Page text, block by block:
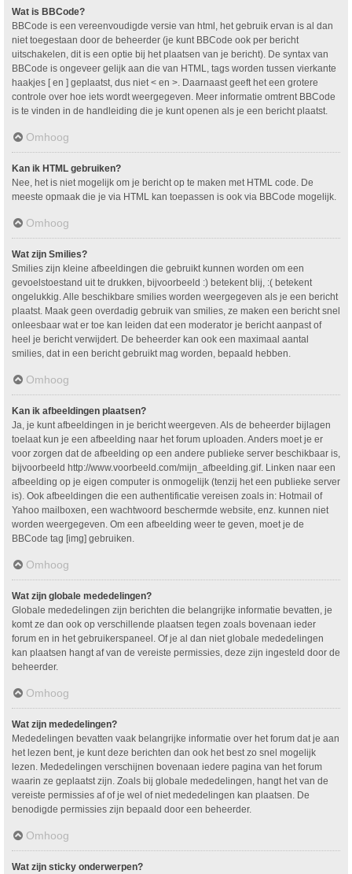
Wat is BBCode?
BBCode is een vereenvoudigde versie van html, het gebruik ervan is al dan
niet toegestaan door de beheerder (je kunt BBCode ook per bericht
uitschakelen, dit is een optie bij het plaatsen van je bericht). De syntax van
BBCode is ongeveer gelijk aan die van HTML, tags worden tussen vierkante
haakjes [ en ] geplaatst, dus niet < en >. Daarnaast geeft het een grotere
controle over hoe iets wordt weergegeven. Meer informatie omtrent BBCode
is te vinden in de handleiding die je kunt openen als je een bericht plaatst.
Omhoog
Kan ik HTML gebruiken?
Nee, het is niet mogelijk om je bericht op te maken met HTML code. De
meeste opmaak die je via HTML kan toepassen is ook via BBCode mogelijk.
Omhoog
Wat zijn Smilies?
Smilies zijn kleine afbeeldingen die gebruikt kunnen worden om een
gevoelstoestand uit te drukken, bijvoorbeeld :) betekent blij, :( betekent
ongelukkig. Alle beschikbare smilies worden weergegeven als je een bericht
plaatst. Maak geen overdadig gebruik van smilies, ze maken een bericht snel
onleesbaar wat er toe kan leiden dat een moderator je bericht aanpast of
heel je bericht verwijdert. De beheerder kan ook een maximaal aantal
smilies, dat in een bericht gebruikt mag worden, bepaald hebben.
Omhoog
Kan ik afbeeldingen plaatsen?
Ja, je kunt afbeeldingen in je bericht weergeven. Als de beheerder bijlagen
toelaat kun je een afbeelding naar het forum uploaden. Anders moet je er
voor zorgen dat de afbeelding op een andere publieke server beschikbaar is,
bijvoorbeeld http://www.voorbeeld.com/mijn_afbeelding.gif. Linken naar een
afbeelding op je eigen computer is onmogelijk (tenzij het een publieke server
is). Ook afbeeldingen die een authentificatie vereisen zoals in: Hotmail of
Yahoo mailboxen, een wachtwoord beschermde website, enz. kunnen niet
worden weergegeven. Om een afbeelding weer te geven, moet je de
BBCode tag [img] gebruiken.
Omhoog
Wat zijn globale mededelingen?
Globale mededelingen zijn berichten die belangrijke informatie bevatten, je
komt ze dan ook op verschillende plaatsen tegen zoals bovenaan ieder
forum en in het gebruikerspaneel. Of je al dan niet globale mededelingen
kan plaatsen hangt af van de vereiste permissies, deze zijn ingesteld door de
beheerder.
Omhoog
Wat zijn mededelingen?
Mededelingen bevatten vaak belangrijke informatie over het forum dat je aan
het lezen bent, je kunt deze berichten dan ook het best zo snel mogelijk
lezen. Mededelingen verschijnen bovenaan iedere pagina van het forum
waarin ze geplaatst zijn. Zoals bij globale mededelingen, hangt het van de
vereiste permissies af of je wel of niet mededelingen kan plaatsen. De
benodigde permissies zijn bepaald door een beheerder.
Omhoog
Wat zijn sticky onderwerpen?